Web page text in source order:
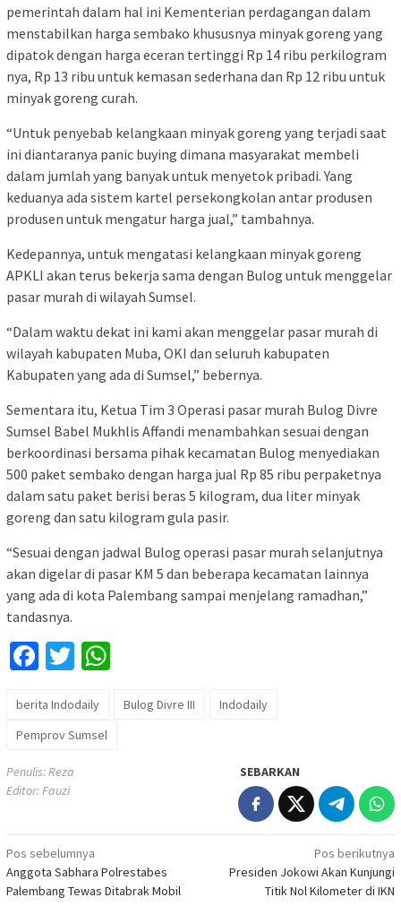
pemerintah dalam hal ini Kementerian perdagangan dalam
menstabilkan harga sembako khususnya minyak goreng yang
dipatok dengan harga eceran tertinggi Rp 14 ribu perkilogram
nya, Rp 13 ribu untuk kemasan sederhana dan Rp 12 ribu untuk
minyak goreng curah.
“Untuk penyebab kelangkaan minyak goreng yang terjadi saat
ini diantaranya panic buying dimana masyarakat membeli
dalam jumlah yang banyak untuk menyetok pribadi. Yang
keduanya ada sistem kartel persekongkolan antar produsen
produsen untuk mengatur harga jual,” tambahnya.
Kedepannya, untuk mengatasi kelangkaan minyak goreng
APKLI akan terus bekerja sama dengan Bulog untuk menggelar
pasar murah di wilayah Sumsel.
“Dalam waktu dekat ini kami akan menggelar pasar murah di
wilayah kabupaten Muba, OKI dan seluruh kabupaten
Kabupaten yang ada di Sumsel,” bebernya.
Sementara itu, Ketua Tim 3 Operasi pasar murah Bulog Divre
Sumsel Babel Mukhlis Affandi menambahkan sesuai dengan
berkoordinasi bersama pihak kecamatan Bulog menyediakan
500 paket sembako dengan harga jual Rp 85 ribu perpaketnya
dalam satu paket berisi beras 5 kilogram, dua liter minyak
goreng dan satu kilogram gula pasir.
“Sesuai dengan jadwal Bulog operasi pasar murah selanjutnya
akan digelar di pasar KM 5 dan beberapa kecamatan lainnya
yang ada di kota Palembang sampai menjelang ramadhan,”
tandasnya.
Facebook
Twitter
berita Indodaily Bulog Divre III
Indodaily
Pemprov Sumsel
Penulis: Reza
Editor: Fauzi
SEBARKAN
Navigasi
pos
Pos sebelumnya
Anggota Sabhara Polrestabes
Palembang Tewas Ditabrak Mobil
Pos berikutnya
Presiden Jokowi Akan Kunjungi
Titik Nol Kilometer di IKN